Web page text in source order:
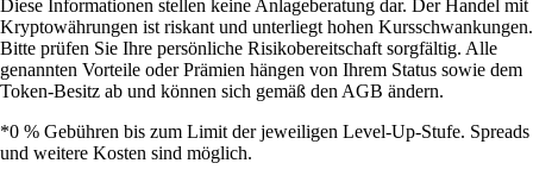
Diese Informationen stellen keine Anlageberatung dar. Der Handel mit
Kryptowährungen ist riskant und unterliegt hohen Kursschwankungen.
Bitte prüfen Sie Ihre persönliche Risikobereitschaft sorgfältig. Alle
genannten Vorteile oder Prämien hängen von Ihrem Status sowie dem
Token-Besitz ab und können sich gemäß den AGB ändern.
*0 % Gebühren bis zum Limit der jeweiligen Level-Up-Stufe. Spreads
und weitere Kosten sind möglich.